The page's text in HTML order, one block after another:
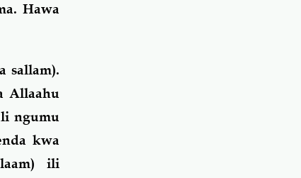
Hawa
sallam).
Allaahu
ngumu
kwa
ili